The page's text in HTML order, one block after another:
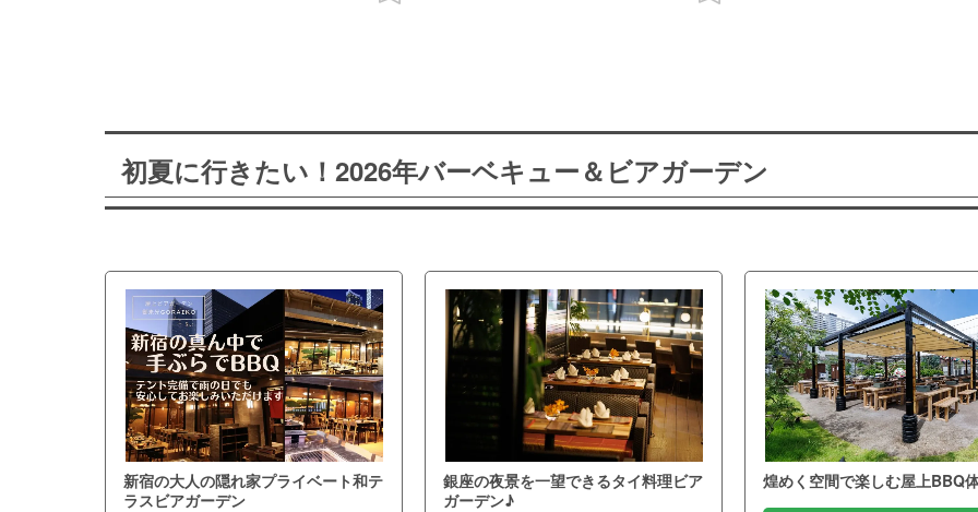
初夏に行きたい！2026年バーベキュー＆ビアガーデン
新宿の大人の隠れ家プライベート和テ
ラスビアガーデン
銀座の夜景を一望できるタイ料理ビア
ガーデン♪
煌めく空間で楽しむ屋上BBQ